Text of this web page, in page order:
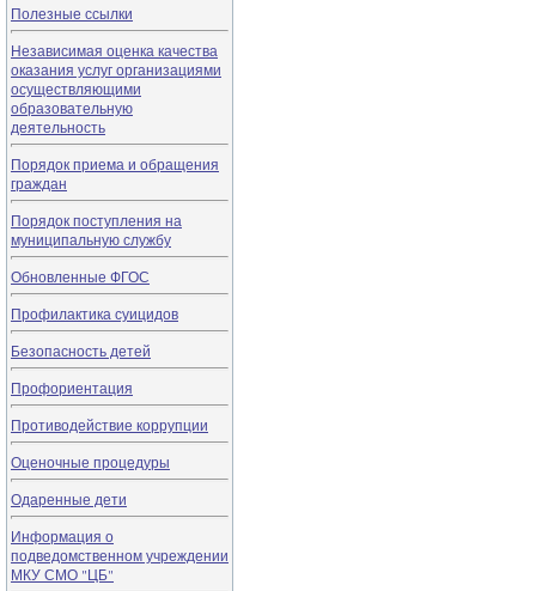
Полезные ссылки
Независимая оценка качества
оказания услуг организациями
осуществляющими
образовательную
деятельность
Порядок приема и обращения
граждан
Порядок поступления на
муниципальную службу
Обновленные ФГОС
Профилактика суицидов
Безопасность детей
Профориентация
Противодействие коррупции
Оценочные процедуры
Одаренные дети
Информация о
подведомственном учреждении
МКУ СМО "ЦБ"